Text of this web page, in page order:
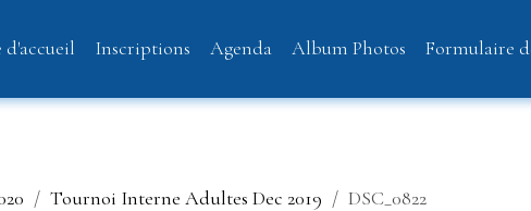
d'accueil Inscriptions Agenda Album Photos Formulaire
Tournoi Interne Adultes Dec 2019 DSC_0822